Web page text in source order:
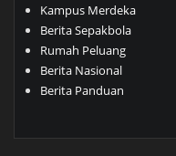
Kampus Merdeka
Berita Sepakbola
Rumah Peluang
Berita Nasional
Berita Panduan